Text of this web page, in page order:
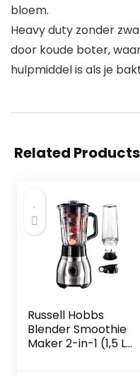
bloem.
Heavy duty zonder
door koude boter,
hulpmiddel is als je
Related Products
Russell Hobbs
Blender Smoothie
Maker 2-in-1 (1,5 L